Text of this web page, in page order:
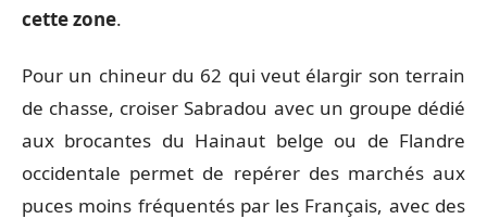
cette zone.
Pour un chineur du 62 qui veut élargir son terrain
de chasse, croiser Sabradou avec un groupe dédié
aux brocantes du Hainaut belge ou de Flandre
occidentale permet de repérer des marchés aux
puces moins fréquentés par les Français, avec des